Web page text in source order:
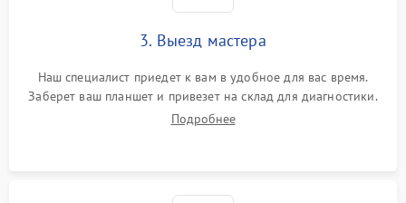
3. Выезд мастера
Наш специалист приедет к вам в удобное для вас время.
Заберет ваш планшет и привезет на склад для диагностики.
Подробнее